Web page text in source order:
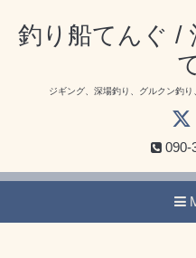
釣り船てんぐ /
ジギング、深場釣り、グルクン釣
090-